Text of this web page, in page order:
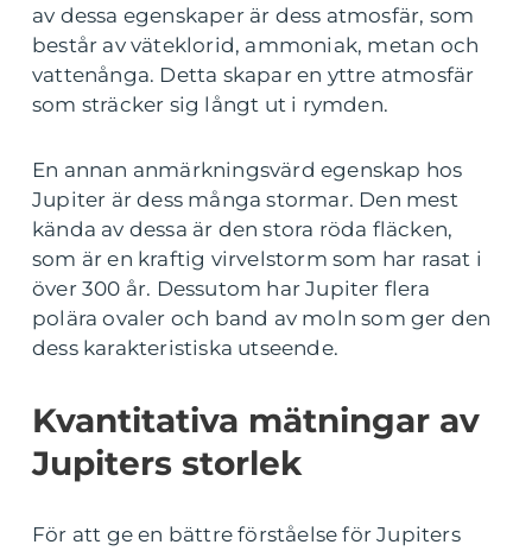
av dessa egenskaper är dess atmosfär, som
består av väteklorid, ammoniak, metan och
vattenånga. Detta skapar en yttre atmosfär
som sträcker sig långt ut i rymden.
En annan anmärkningsvärd egenskap hos
Jupiter är dess många stormar. Den mest
kända av dessa är den stora röda fläcken,
som är en kraftig virvelstorm som har rasat i
över 300 år. Dessutom har Jupiter flera
polära ovaler och band av moln som ger den
dess karakteristiska utseende.
Kvantitativa mätningar av
Jupiters storlek
För att ge en bättre förståelse för Jupiters